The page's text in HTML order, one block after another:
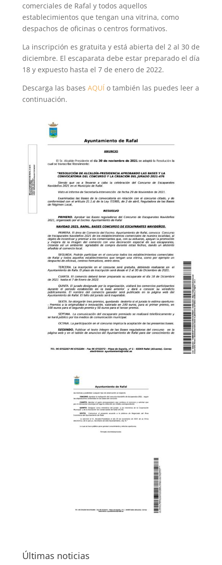
comerciales de Rafal y todos aquellos
establecimientos que tengan una vitrina, como
despachos de oficinas o centros formativos.
La inscripción es gratuita y está abierta del 2 al 30 de
diciembre. El escaparata debe estar preparado el día
18 y expuesto hasta el 7 de enero de 2022.
Descarga las bases AQUÍ o también las puedes leer a
continuación.
Últimas noticias